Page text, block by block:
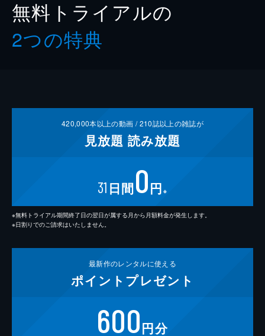
無料トライアルの
2つの特典
420,000本以上の動画 /210誌以上の雑誌が
見放題 読み放題
31 日間0円 ※
※無料トライアル期間終了日の翌日が属する月から月額料金が発生します。
※日割りでのご請求はいたしません。
最新作のレンタルに使える
ポイント プレゼント
600円分